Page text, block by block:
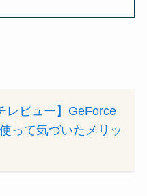
レビュー】GeForce
って気づいたメリッ